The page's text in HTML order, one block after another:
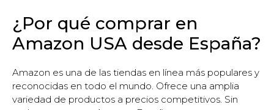
¿Por qué comprar en
Amazon USA desde España?
Amazon es una de las tiendas en línea más populares y
reconocidas en todo el mundo. Ofrece una amplia
variedad de productos a precios competitivos. Sin